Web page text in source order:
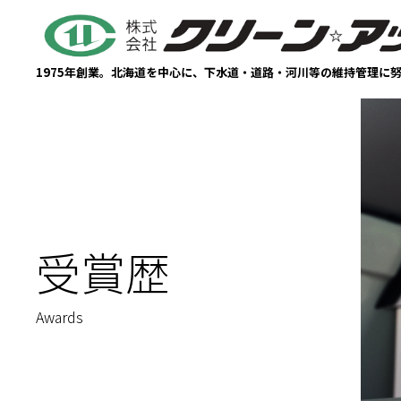
1975年創業。北海道を中心に、下水道・道路・河川等の維持管理に
受賞歴
Awards